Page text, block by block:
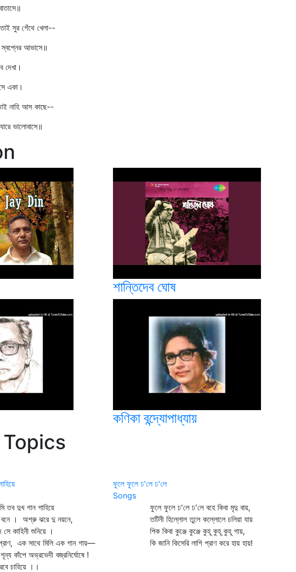
সুর গেঁথে খেলা--
আভাসে॥
দেখা।
একা।
নাহি আস কাছে--
ভালোবাসে॥
শান্তিদেব ঘোষ
কণিকা বন্দ্যোপাধ্যায়
গান গাহিয়ে
। অশ্রু ঝরে দু নয়নে,
শুনিয়ে ।
এক সাথে মিলি এক গান গায়—
অভ্রভেদী বজ্রনির্ঘোষে !
।।
ফুলে ফুলে ঢ'লে ঢ'লে
Songs
ফুলে ফুলে ঢ'লে ঢ'লে বহে কিবা মৃদু বায়,
তটিনী হিল্লোল তুলে কল্লোলে চলিয়া যায়
পিক কিবা কুঞ্জে কুঞ্জে কুহূ কুহূ কুহূ গায়,
কি জানি কিসেরি লাগি প্রাণ করে হায় হায়!